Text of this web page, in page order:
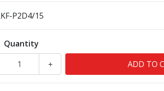
P2D4/15
Quantity
+